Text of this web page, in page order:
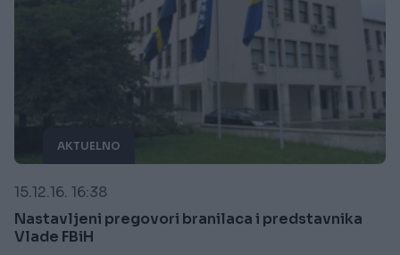
AKTUELNO
15.12.16. 16:38
Nastavljeni pregovori branilaca i predstavnika
Vlade FBiH